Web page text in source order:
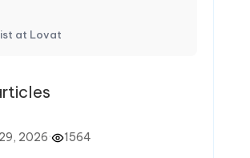
at Lovat
2026· 1564